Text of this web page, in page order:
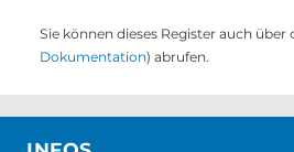
Sie können dieses Register auch über
Dokumentation) abrufen.